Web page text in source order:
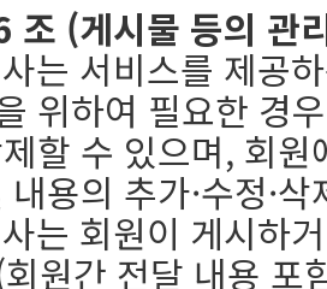
조 (게시물 등의 관
는 서비스를 제공
위하여 필요한 경
제할 수 있으며, 회
내용의 추가·수정·
는 회원이 게시하
원간 전달 내용 포